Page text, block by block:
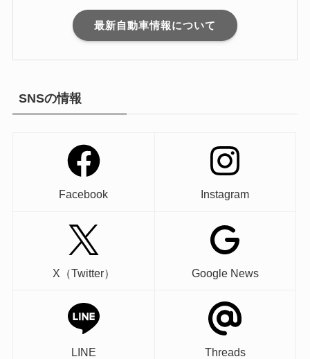
最新自動車情報について
SNSの情報
Facebook Instagram
X（Twitter） Google News
LINE Threads